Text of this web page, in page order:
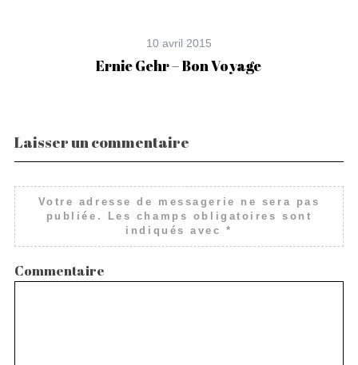
10 avril 2015
Ernie Gehr – Bon Voyage
Laisser un commentaire
Votre adresse de messagerie ne sera pas
publiée.
Les champs obligatoires sont
indiqués avec*
Commentaire